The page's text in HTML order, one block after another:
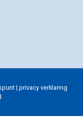
| privacy verklaring